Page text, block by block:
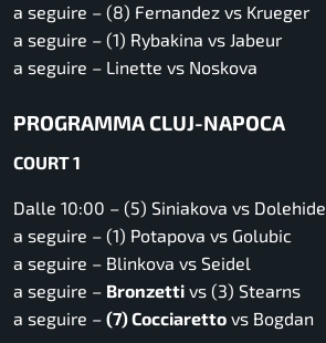
a seguire – (8) Fernandez vs Krueger
a seguire – (1) Rybakina vs Jabeur
a seguire – Linette vs Noskova
PROGRAMMA CLUJ-NAPOCA
COURT 1
Dalle 10:00 – (5) Siniakova vs Dolehide
a seguire – (1) Potapova vs Golubic
a seguire – Blinkova vs Seidel
a seguire – Bronzetti vs (3) Stearns
a seguire – (7) Cocciaretto vs Bogdan